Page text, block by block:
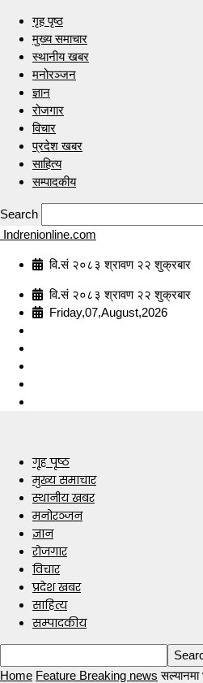
गृह पृष्ठ
मुख्य समाचार
स्थानीय खबर
मनोरञ्जन
ज्ञान
रोजगार
विचार
प्रदेश खबर
साहित्य
सम्पादकीय
Search
Indrenionline.com
वि.सं २०८३ श्रावण २२ शुक्रबार
वि.सं २०८३ श्रावण २२ शुक्रबार
Friday,07,August,2026
गृह पृष्ठ
मुख्य समाचार
स्थानीय खबर
मनोरञ्जन
ज्ञान
रोजगार
विचार
प्रदेश खबर
साहित्य
सम्पादकीय
Home Feature Breaking news